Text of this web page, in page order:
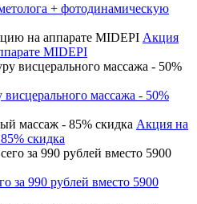
+ фотодинамическую
Акция
MIDEPI
массажа - 50%
Акция на
скидка
за 990 рублей вместо 5900